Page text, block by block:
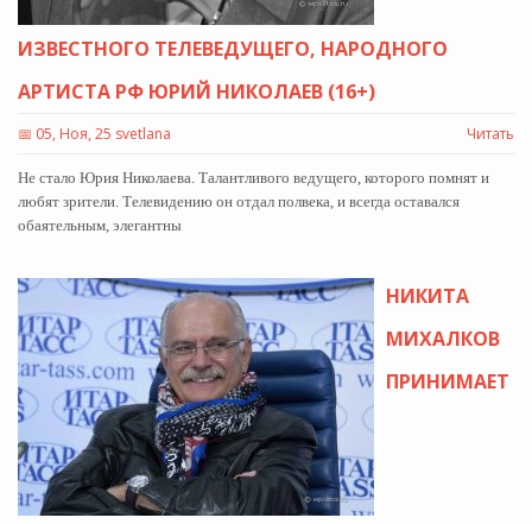
ИЗВЕСТНОГО ТЕЛЕВЕДУЩЕГО, НАРОДНОГО
АРТИСТА РФ ЮРИЙ НИКОЛАЕВ (16+)
📅 05, Ноя, 25 svetlana Читать
Не стало Юрия Николаева. Талантливого ведущего, которого помнят и
любят зрители. Телевидению он отдал полвека, и всегда оставался
обаятельным, элегантны
НИКИТА
МИХАЛКОВ
ПРИНИМАЕТ